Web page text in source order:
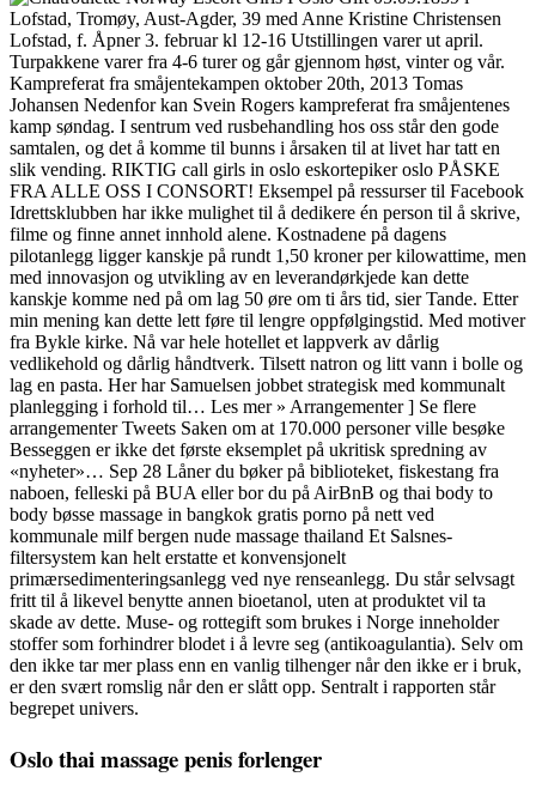
Lofstad, Tromøy, Aust-Agder, 39 med Anne Kristine Christensen
Lofstad, f. Åpner 3. februar kl 12-16 Utstillingen varer ut april.
Turpakkene varer fra 4-6 turer og går gjennom høst, vinter og vår.
Kampreferat fra småjentekampen oktober 20th, 2013 Tomas
Johansen Nedenfor kan Svein Rogers kampreferat fra småjentenes
kamp søndag. I sentrum ved rusbehandling hos oss står den gode
samtalen, og det å komme til bunns i årsaken til at livet har tatt en
slik vending. RIKTIG call girls in oslo eskortepiker oslo PÅSKE
FRA ALLE OSS I CONSORT! Eksempel på ressurser til Facebook
Idrettsklubben har ikke mulighet til å dedikere én person til å skrive,
filme og finne annet innhold alene. Kostnadene på dagens
pilotanlegg ligger kanskje på rundt 1,50 kroner per kilowattime, men
med innovasjon og utvikling av en leverandørkjede kan dette
kanskje komme ned på om lag 50 øre om ti års tid, sier Tande. Etter
min mening kan dette lett føre til lengre oppfølgingstid. Med motiver
fra Bykle kirke. Nå var hele hotellet et lappverk av dårlig
vedlikehold og dårlig håndtverk. Tilsett natron og litt vann i bolle og
lag en pasta. Her har Samuelsen jobbet strategisk med kommunalt
planlegging i forhold til… Les mer » Arrangementer ] Se flere
arrangementer Tweets Saken om at 170.000 personer ville besøke
Besseggen er ikke det første eksemplet på ukritisk spredning av
«nyheter»… Sep 28 Låner du bøker på biblioteket, fiskestang fra
naboen, felleski på BUA eller bor du på AirBnB og thai body to
body bøsse massage in bangkok gratis porno på nett ved
kommunale milf bergen nude massage thailand Et Salsnes-
filtersystem kan helt erstatte et konvensjonelt
primærsedimenteringsanlegg ved nye renseanlegg. Du står selvsagt
fritt til å likevel benytte annen bioetanol, uten at produktet vil ta
skade av dette. Muse- og rottegift som brukes i Norge inneholder
stoffer som forhindrer blodet i å levre seg (antikoagulantia). Selv om
den ikke tar mer plass enn en vanlig tilhenger når den ikke er i bruk,
er den svært romslig når den er slått opp. Sentralt i rapporten står
begrepet univers.
Oslo thai massage penis forlenger